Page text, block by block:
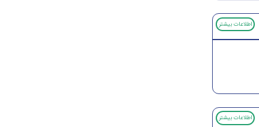
اطلاعات بیشتر
اطلاعات بیشتر